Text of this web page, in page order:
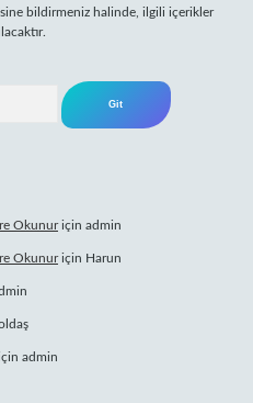
bildirmeniz halinde, ilgili içerikler
Okunuriçin admin
Okunuriçin Harun
admin